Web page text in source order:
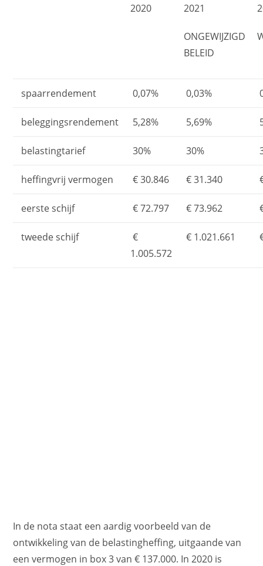
2020 2021
ONGEWIJZIGD
BELEID
spaarrendement 0,07% 0,03%
beleggingsrendement 5,28% 5,69%
belastingtarief 30% 30%
heffingvrij vermogen € 30.846 € 31.340
eerste schijf € 72.797 € 73.962
tweede schijf
€
1.005.572
€ 1.021.661
In de nota staat een aardig voorbeeld van de
ontwikkeling van de belastingheffing, uitgaande van
een vermogen in box 3 van € 137.000. In 2020 is